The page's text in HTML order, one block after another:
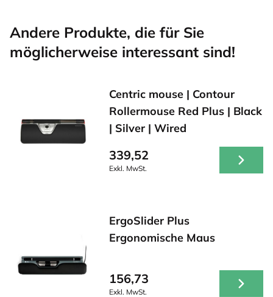
Andere Produkte, die für Sie
möglicherweise interessant sind!
Centric mouse | Contour
Rollermouse Red Plus | Black
| Silver | Wired
339,52
Exkl. MwSt.
ErgoSlider Plus
Ergonomische Maus
156,73
Exkl. MwSt.